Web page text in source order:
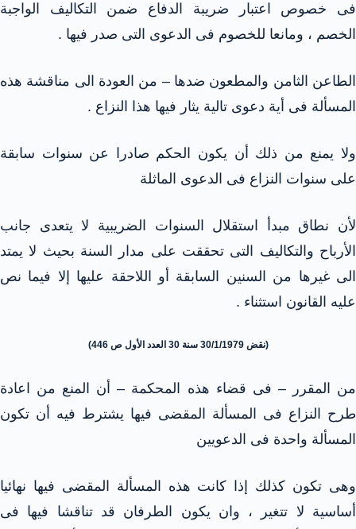
فى خصوص اعتبار ضريبة الدفاع ضمن التكاليف الواجبة
الخصم ، ومانعا للخصوم فى الدعوى التى صدر فيها .
الطاعن الثامن والمطعون ضدها – من العودة الى مناقشة هذه
المسألة فى أية دعوى تالية يثار فيها هذا النزاع .
ولا يمنع من ذلك أن يكون الحكم صادرا عن سنوات سابقة
على سنوات النزاع فى الدعوى الماثلة
لأن نطاق مبدأ استقلال السنوات الضريبية لا يتعدى جانب
الأرباح والتكاليف التى تحققت على مدار السنة بحيث لا يمتد
الى غيرها من السنين السابقة أو اللاحقة عليها إلا فيما نص
عليه القانون استثناء .
(نقض 30/1/1979 سنة 30 العدد الأول ص 446)
من المقرر – فى قضاء هذه المحكمة – أن المنع من اعادة
طرح النزاع فى المسألة المقضى فيها يشترط فيه أن تكون
المسألة واحدة فى الدعويين
وهى تكون كذلك إذا كانت هذه المسألة المقضى فيها نهائيا
أساسية لا تتغير ، وان يكون الطرفان قد تناقشا فيها فى